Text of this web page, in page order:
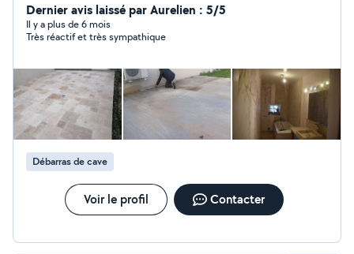
solution.
Dernier avis laissé par Aurelien : 5/5
Il y a plus de 6 mois
Très réactif et très sympathique
Débarras de cave
Voir le profil Contacter